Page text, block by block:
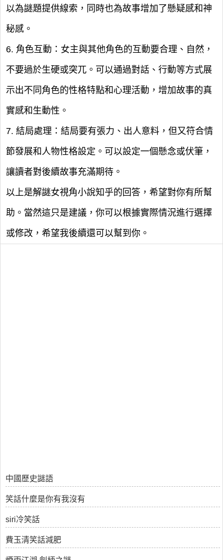
以為謎題提供線索，同時也為故事增加了懸疑感和神
秘感。
6. 角色互動：女主與其他角色的互動要合理、自然，
不要過於生硬或突兀。可以通過對話、行動等方式展
示出不同角色的性格特點和心理活動，增加故事的真
實感和生動性。
7. 結局處理：結局要有張力、出人意料，但又符合情
節發展和人物性格設定。可以設定一個懸念或伏筆，
讓讀者對後續故事充滿期待。
以上是解謎女視角小說知乎的回答，希望對你有所幫
助。當然這只是建議，你可以根據實際情況進行選擇
或修改，希望我後續還可以幫到你。
中國歷史謎語
笑話什麼是你有我沒有
siri冷笑話
費玉清笑話減肥